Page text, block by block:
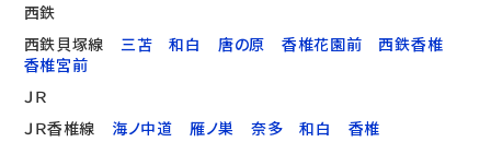
西鉄
西鉄貝塚線
三苫 和白 唐の原 香椎花園前
西鉄香椎
香椎宮前
ＪＲ
ＪＲ香椎線
海ノ中道 雁ノ巣 奈多 和白
香椎